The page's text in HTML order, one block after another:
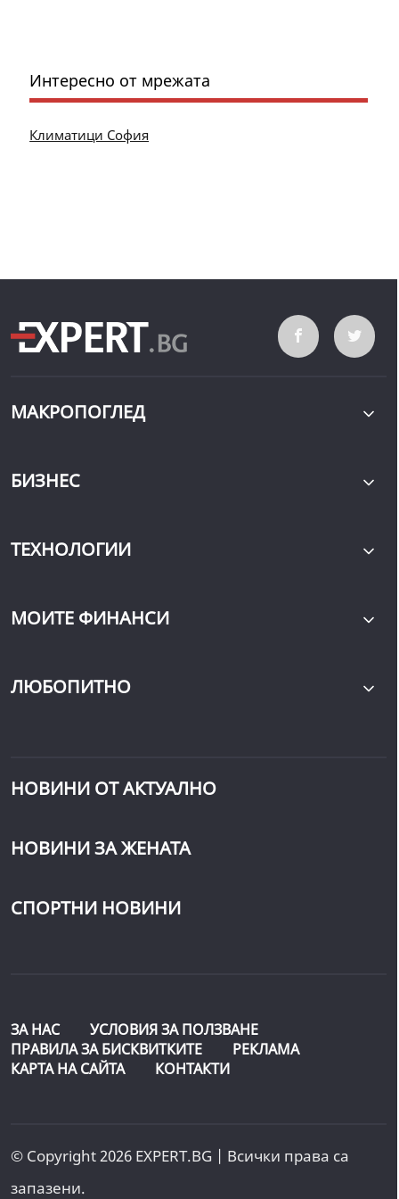
Интересно от мрежата
Климатици София
МАКРОПОГЛЕД
БИЗНЕС
ТЕХНОЛОГИИ
МОИТЕ ФИНАНСИ
ЛЮБОПИТНО
НОВИНИ ОТ АКТУАЛНО
НОВИНИ ЗА ЖЕНАТА
СПОРТНИ НОВИНИ
ЗА НАС
УСЛОВИЯ ЗА ПОЛЗВАНЕ
ПРАВИЛА ЗА БИСКВИТКИТЕ
РЕКЛАМА
КАРТА НА САЙТА
КОНТАКТИ
© Copyright 2026 EXPERT.BG | Всички права са
запазени.